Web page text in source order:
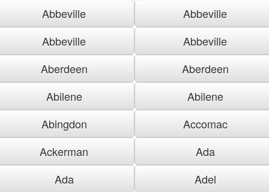
Abbeville
Abbeville
Abbeville
Abbeville
Aberdeen
Aberdeen
Abilene
Abilene
Abingdon
Accomac
Ackerman
Ada
Ada
Adel